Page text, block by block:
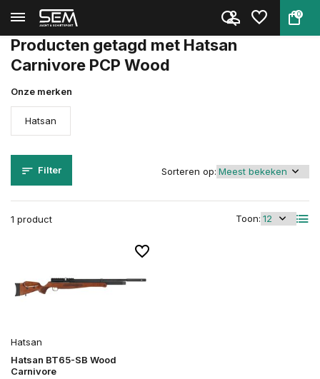
0
Terug Home Hatsan Carnivore PCP Wood
Producten getagd met Hatsan
Carnivore PCP Wood
Onze merken
Hatsan
Filter
1 product Toon:
Sorteren op:
Hatsan
Hatsan BT65-SB Wood
Carnivore